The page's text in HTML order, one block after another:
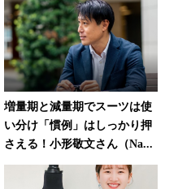
増量期と減量期でスーツは使
い分け「慣例」はしっかり押
さえる！小形敬文さん（Na...